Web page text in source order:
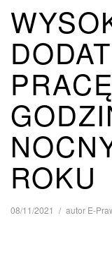
ROKU
08/11/2021 autor E-